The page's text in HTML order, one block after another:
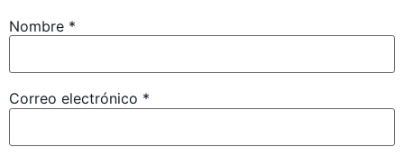
Nombre *
Correo electrónico *